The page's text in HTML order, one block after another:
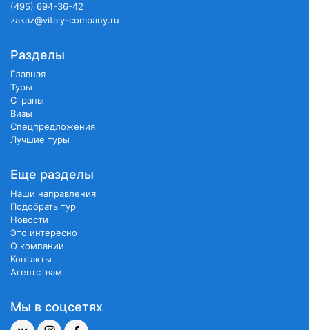
(495) 694-36-42
zakaz@vitaly-company.ru
Разделы
Главная
Туры
Страны
Визы
Спецпредложения
Лучшие туры
Еще разделы
Наши направления
Подобрать тур
Новости
Это интересно
О компании
Контакты
Агентствам
Мы в соцсетях